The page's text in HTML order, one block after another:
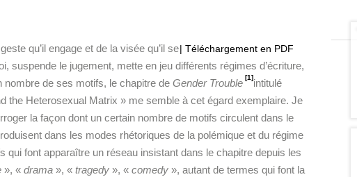
| Téléchargement en PDF
qu’il engage et de la visée qu’il se
suspende le jugement, mette en jeu différents régimes d’écriture,
nombre de ses motifs, le chapitre de Gender Trouble [1]intitulé
the Heterosexual Matrix » me semble à cet égard exemplaire. Je
la façon dont un certain nombre de motifs circulent dans le
dans les modes rhétoriques de la polémique et du régime
qui font apparaître un réseau insistant dans le chapitre depuis les
», « drama », « tragedy », « comedy », autant de termes qui font la